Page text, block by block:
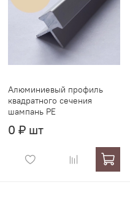
Алюминиевый профиль
квадратного сечения
шампань PE
0 ₽ шт